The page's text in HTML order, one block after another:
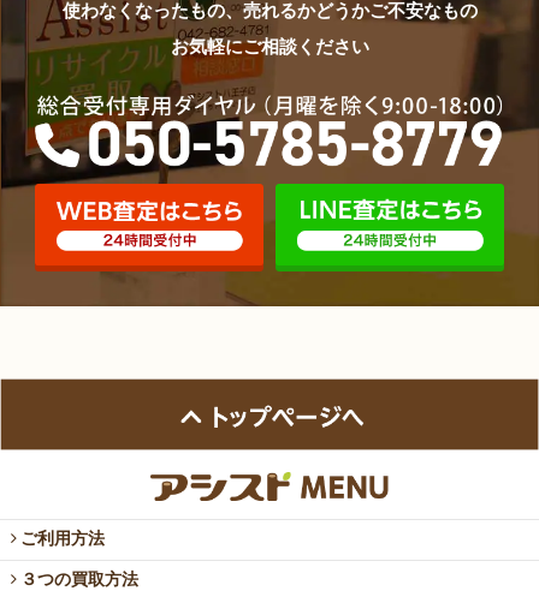
使わなくなったもの、売れるかどうかご不安なもの
お気軽にご相談ください
ご利用方法
３つの買取方法